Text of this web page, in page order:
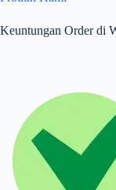
Keuntungan Order di